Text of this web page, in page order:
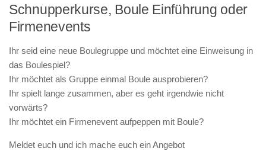
Schnupperkurse, Boule Einführung oder
Firmenevents
Ihr seid eine neue Boulegruppe und möchtet eine Einweisung in
das Boulespiel?
Ihr möchtet als Gruppe einmal Boule ausprobieren?
Ihr spielt lange zusammen, aber es geht irgendwie nicht
vorwärts?
Ihr möchtet ein Firmenevent aufpeppen mit Boule?
Meldet euch und ich mache euch ein Angebot